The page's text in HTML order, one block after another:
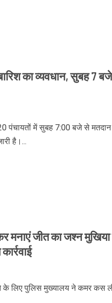
का व्यवधान, सुबह 7
पंचायतों में सुबह 7:00 बजे से
है।...
मनाएं जीत का जश्न मुखिया
के लिए पुलिस मुख्यालय ने कमर कस